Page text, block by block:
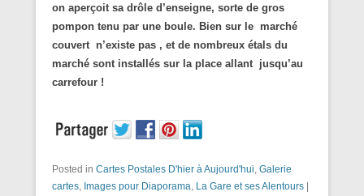
on aperçoit sa drôle d’enseigne, sorte de gros
pompon tenu par une boule. Bien sur le marché
couvert n’existe pas , et de nombreux étals du
marché sont installés sur la place allant jusqu’au
carrefour !
Posted in Cartes Postales D'hier à Aujourd'hui Galerie
cartes Images pour Diaporama La Gare et ses Alentours |